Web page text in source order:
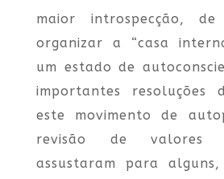
maior introspecção,
organizar a “casa
um estado de
importantes resoluções
este movimento de
revisão de valores
assustaram para